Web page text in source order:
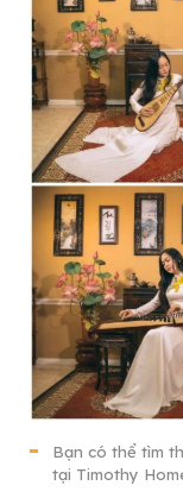
Bạn có thể tìm
tại Timothy